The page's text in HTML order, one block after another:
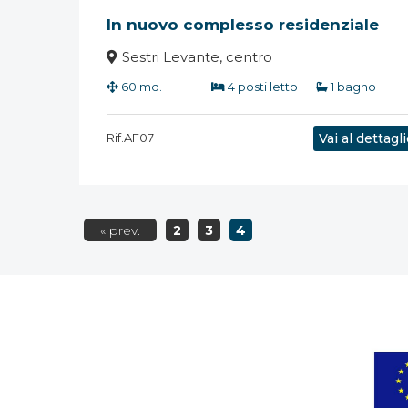
In nuovo complesso residenziale
Sestri Levante, centro
60 mq. 4 posti letto 1 bagno
Rif.AF07 Vai al
« prev. 2 3 4